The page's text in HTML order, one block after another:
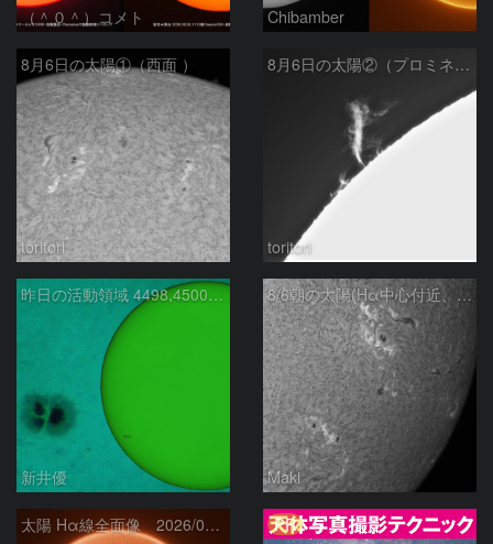
（＾０＾）コメト Chibamber
8月6日の太陽①（西面 ）
toritori
8月6日の太陽②（プロミネン北東縁 ）
toritori
昨日の活動領域 4498,4500：2026/08/05
新井優
8/6朝の太陽(Hα中心付近、4498、4502付近)
Maki
太陽 Hα線全面像 2026/08/06 PR